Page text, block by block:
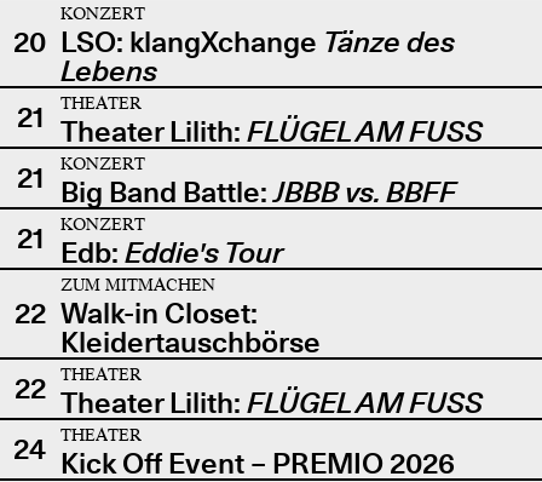
20
KONZERT
LSO: klangXchange Tänze des
Lebens
21
THEATER
Theater Lilith: FLÜGEL AM FUSS
21
KONZERT
Big Band Battle:JBBB vs. BBFF
21
KONZERT
Edb: Eddie's Tour
22
ZUM MITMACHEN
Walk-in Closet:
Kleidertauschbörse
22
THEATER
Theater Lilith: FLÜGEL AM FUSS
24
THEATER
Kick Off Event – PREMIO 2026